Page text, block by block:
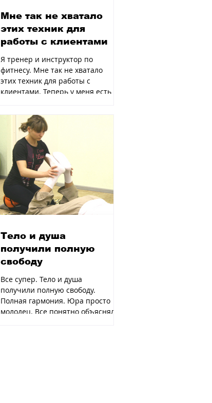
Мне так не хватало
этих техник для
работы с клиентами
Я тренер и инструктор по
фитнесу. Мне так не хватало
этих техник для работы с
клиентами. Теперь у меня есть
Тело и душа
получили полную
свободу
Все супер. Тело и душа
получили полную свободу.
Полная гармония. Юра просто
молодец. Все понятно объяснял,